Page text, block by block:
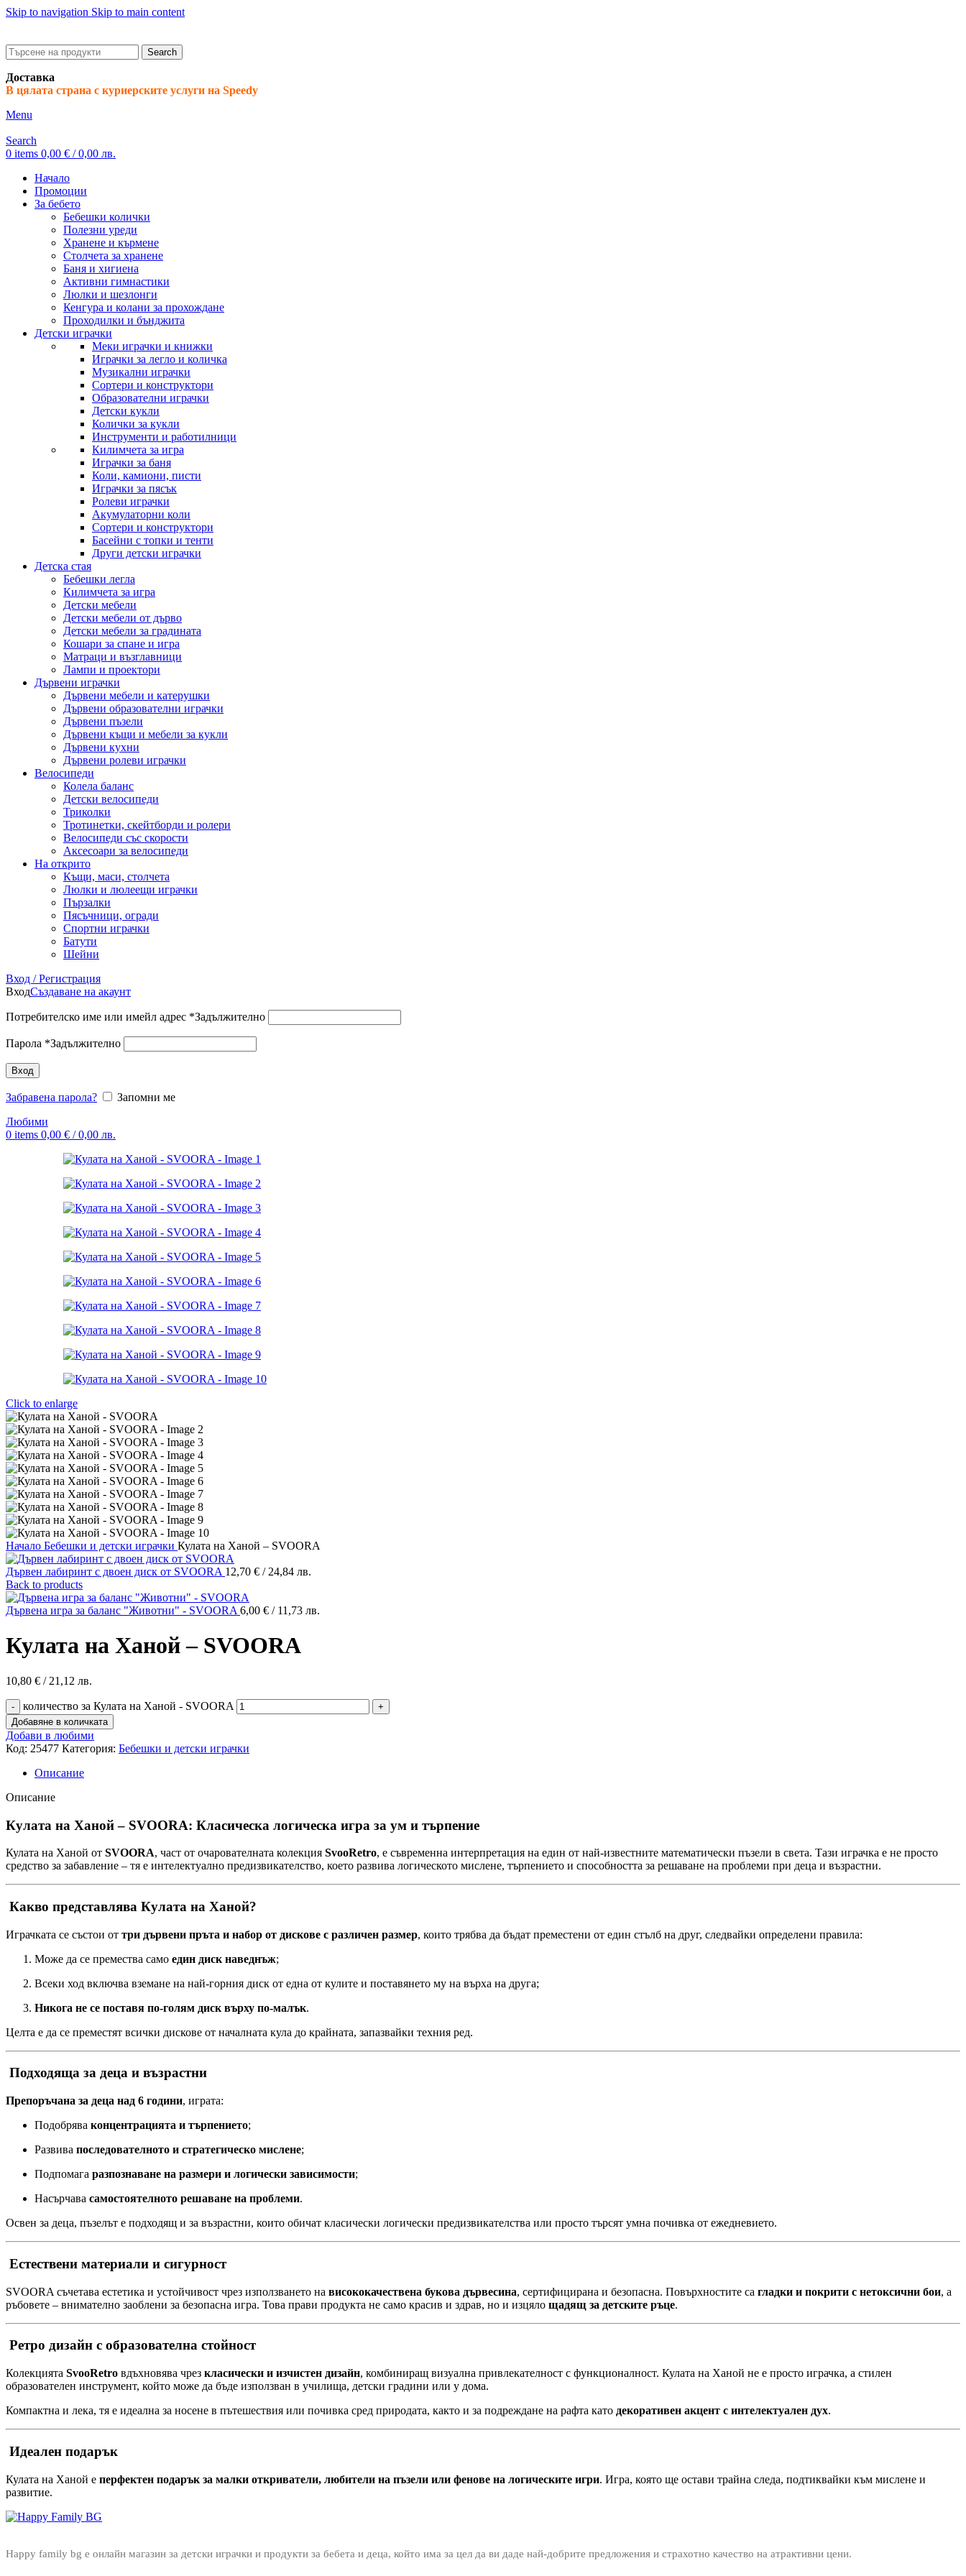
Skip to navigation Skip to main content
Search
Доставка
В цялата страна с куриерските услуги на Speedy
Menu
Search
0 items 0,00 € / 0,00 лв.
Начало
Промоции
За бебето
Бебешки колички
Полезни уреди
Хранене и кърмене
Столчета за хранене
Баня и хигиена
Активни гимнастики
Люлки и шезлонги
Кенгура и колани за прохождане
Проходилки и бънджита
Детски играчки
Меки играчки и книжки
Играчки за легло и количка
Музикални играчки
Сортери и конструктори
Образователни играчки
Детски кукли
Колички за кукли
Инструменти и работилници
Килимчета за игра
Играчки за баня
Коли, камиони, писти
Играчки за пясък
Ролеви играчки
Акумулаторни коли
Сортери и конструктори
Басейни с топки и тенти
Други детски играчки
Детска стая
Бебешки легла
Килимчета за игра
Детски мебели
Детски мебели от дърво
Детски мебели за градината
Кошари за спане и игра
Матраци и възглавници
Лампи и проектори
Дървени играчки
Дървени мебели и катерушки
Дървени образователни играчки
Дървени пъзели
Дървени къщи и мебели за кукли
Дървени кухни
Дървени ролеви играчки
Велосипеди
Колела баланс
Детски велосипеди
Триколки
Тротинетки, скейтборди и ролери
Велосипеди със скорости
Аксесоари за велосипеди
На открито
Къщи, маси, столчета
Люлки и люлеещи играчки
Пързалки
Пясъчници, огради
Спортни играчки
Батути
Шейни
Вход / Регистрация
ВходСъздаване на акаунт
Потребителско име или имейл адрес *Задължително
Парола *Задължително
Вход
Забравена парола?
Запомни ме
Любими
0 items 0,00 € / 0,00 лв.
Click to enlarge
Начало Бебешки и детски играчки Кулата на Ханой – SVOORA
Дървен лабиринт с двоен диск от SVOORA 12,70 € / 24,84 лв.
Back to products
Дървена игра за баланс "Животни" - SVOORA 6,00 € / 11,73 лв.
Кулата на Ханой – SVOORA
10,80 € / 21,12 лв.
количество за Кулата на Ханой - SVOORA
Добавяне в количката
Добави в любими
Код: 25477 Категория: Бебешки и детски играчки
Описание
Описание
Кулата на Ханой – SVOORA: Класическа логическа игра за ум и търпение
Кулата на Ханой от SVOORA, част от очарователната колекция SvooRetro, е съвременна интерпретация на един от най-известните математически пъзели в света. Тази играчка е не просто
средство за забавление – тя е интелектуално предизвикателство, което развива логическото мислене, търпението и способността за решаване на проблеми при деца и възрастни.
Какво представлява Кулата на Ханой?
Играчката се състои от три дървени пръта и набор от дискове с различен размер, които трябва да бъдат преместени от един стълб на друг, следвайки определени правила:
Може да се премества само един диск наведнъж;
Всеки ход включва вземане на най-горния диск от една от кулите и поставянето му на върха на друга;
Никога не се поставя по-голям диск върху по-малък.
Целта е да се преместят всички дискове от началната кула до крайната, запазвайки техния ред.
Подходяща за деца и възрастни
Препоръчана за деца над 6 години, играта:
Подобрява концентрацията и търпението;
Развива последователното и стратегическо мислене;
Подпомага разпознаване на размери и логически зависимости;
Насърчава самостоятелното решаване на проблеми.
Освен за деца, пъзелът е подходящ и за възрастни, които обичат класически логически предизвикателства или просто търсят умна почивка от ежедневието.
Естествени материали и сигурност
SVOORA съчетава естетика и устойчивост чрез използването на висококачествена букова дървесина, сертифицирана и безопасна. Повърхностите са гладки и покрити с нетоксични бои, а
ръбовете – внимателно заоблени за безопасна игра. Това прави продукта не само красив и здрав, но и изцяло щадящ за детските ръце.
Ретро дизайн с образователна стойност
Колекцията SvooRetro вдъхновява чрез класически и изчистен дизайн, комбиниращ визуална привлекателност с функционалност. Кулата на Ханой не е просто играчка, а стилен
образователен инструмент, който може да бъде използван в училища, детски градини или у дома.
Компактна и лека, тя е идеална за носене в пътешествия или почивка сред природата, както и за подреждане на рафта като декоративен акцент с интелектуален дух.
Идеален подарък
Кулата на Ханой е перфектен подарък за малки откриватели, любители на пъзели или фенове на логическите игри. Игра, която ще остави трайна следа, подтиквайки към мислене и
развитие.
Happy family bg е онлайн магазин за детски играчки и продукти за бебета и деца, който има за цел да ви даде най-добрите предложения и страхотно качество на атрактивни цени.